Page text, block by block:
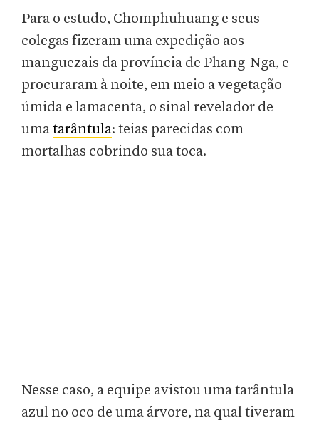
Para o estudo, Chomphuhuang e seus
colegas fizeram uma expedição aos
manguezais da província de Phang-Nga, e
procuraram à noite, em meio a vegetação
úmida e lamacenta, o sinal revelador de
umatarântula: teias parecidas com
mortalhas cobrindo sua toca.
Nesse caso, a equipe avistou uma tarântula
azul no oco de uma árvore, na qual tiveram